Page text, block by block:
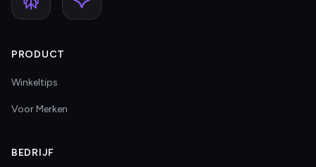
PRODUCT
Winkeltips
Voor Merken
BEDRIJF